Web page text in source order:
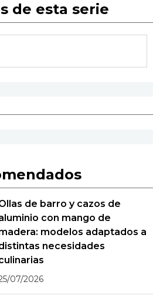
de esta serie
de barro y cazos de
con mango de
modelos adaptados a
necesidades
07/2026